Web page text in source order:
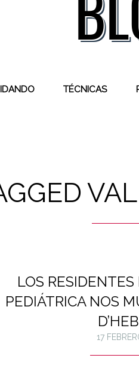
TÉCNICAS
LOS
PEDIÁTRICA NOS
17